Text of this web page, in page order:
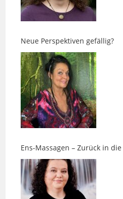
Neue Perspektiven gefällig?
Ens-Massagen – Zurück in die